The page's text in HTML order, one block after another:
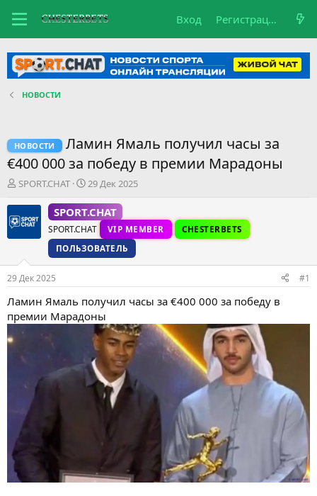
Вход Регистрация
НОВОСТИ
НОВОСТИ
Ламин Ямаль получил часы за
€400 000 за победу в премии Марадоны
А
т
о
е
м
ы
SPORT.CHAT
Д
т
а
н
а
ч
л
а
29 Дек 2025
SPORT.CHAT
SPORT.CHAT VIP MEMBER
CHESTERBETS
ПОЛЬЗОВАТЕЛЬ
29 Дек 2025 #1
Ламин Ямаль получил часы за €400 000 за победу в
премии Марадоны